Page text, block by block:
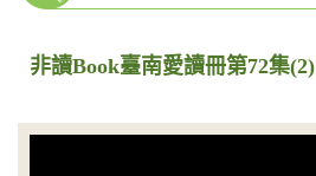
非讀Book臺南愛讀冊第72集(2)